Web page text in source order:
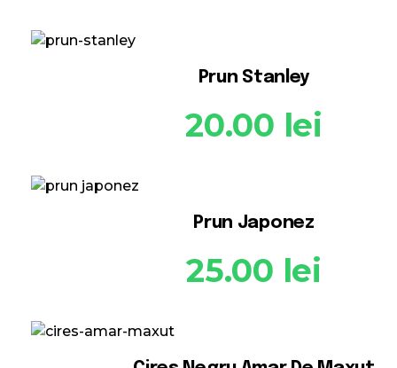
Prun Stanley
20.00 lei
Prun Japonez
25.00 lei